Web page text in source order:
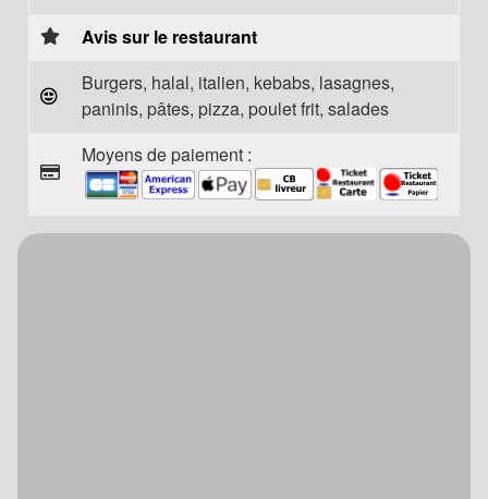
Avis sur le restaurant
Burgers, halal, italien, kebabs, lasagnes,
paninis, pâtes, pizza, poulet frit, salades
Moyens de paiement :